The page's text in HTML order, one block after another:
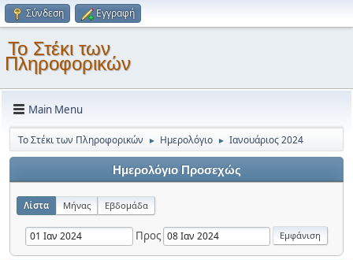
Σύνδεση Εγγραφή
Το Στέκι των
Πληροφορικών
Main Menu
Το Στέκι των Πληροφορικών ► Ημερολόγιο ► Ιανουάριος 2024
Ημερολόγιο Προσεχώς
Λίστα Μήνας Εβδομάδα
Προς